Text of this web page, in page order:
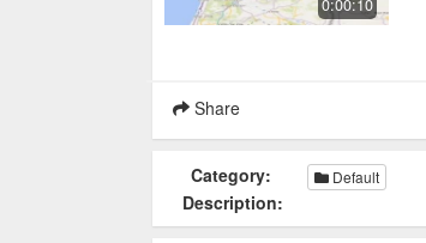
0:00:10
Share
Category: Default
Description: